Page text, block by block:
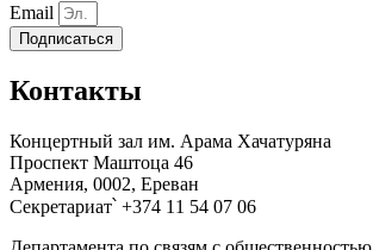
Email
Подписаться
Контакты
Концертный зал им. Арама Хачатуряна
Проспект Маштоца 46
Армения, 0002, Ереван
Секретариат՝ +374 11 54 07 06